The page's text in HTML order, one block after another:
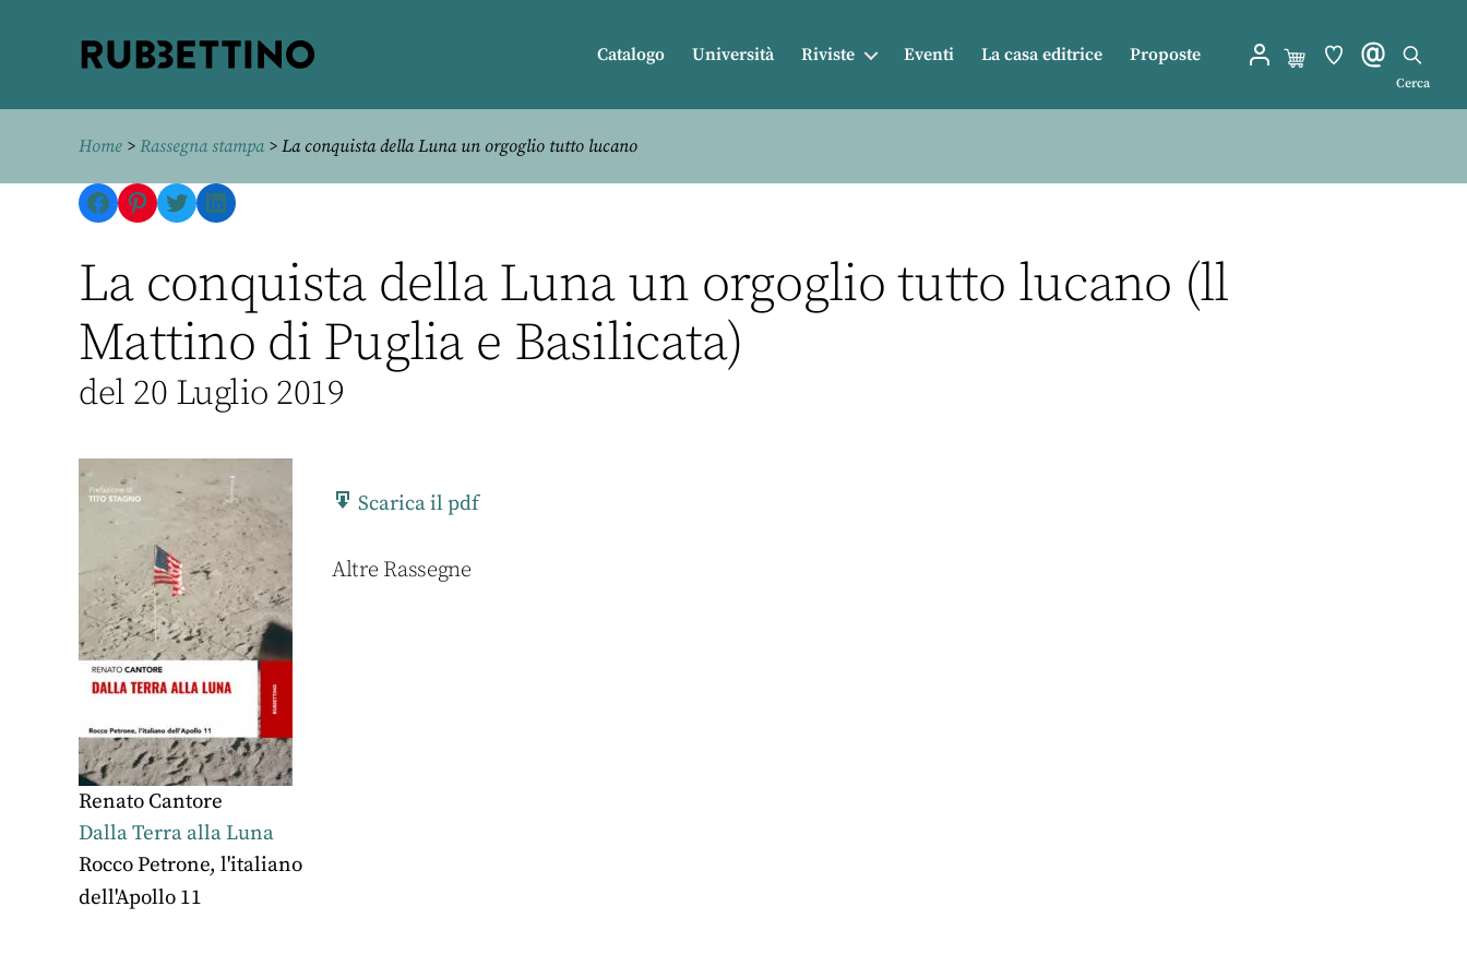
Catalogo Università Riviste Eventi La casa editrice Proposte
Cerca
Home > Rassegna stampa> La conquista della Luna un orgoglio tutto lucano
Facebook
Pinterest
TwitterLinkedIn
La conquista della Luna un orgoglio tutto lucano (ll
Mattino di Puglia e Basilicata)
del 20 Luglio 2019
Renato Cantore
Dalla Terra alla Luna
Rocco Petrone, l'italiano
dell'Apollo 11
Scarica il pdf
Altre Rassegne